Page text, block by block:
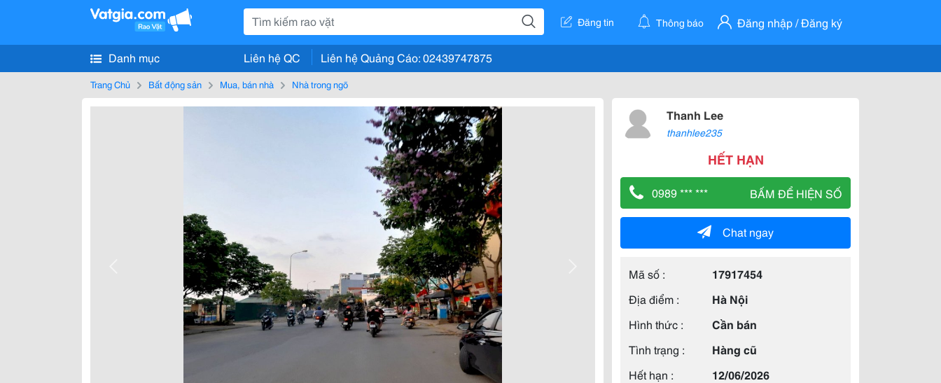
Đăng tin Thông báo Đăng nhập / Đăng ký
Danh mục Liên hệ QC Liên hệ Quảng Cáo: 02439747875
Trang Chủ Bất động sản Mua, bán nhà Nhà trong ngõ
Thanh Lee
thanhlee235
HẾT HẠN
0989 *** *** BẤM ĐỂ HIỆN SỐ
Chat ngay
Mã số :
17917454
Địa điểm :
Hà Nội
Hình thức :
Cần bán
Tình trạng :
Hàng cũ
Hết hạn :
12/06/2026